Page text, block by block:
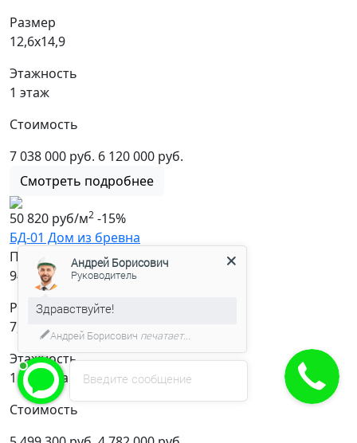
Размер
12,6х14,9
Этажность
1 этаж
Стоимость
7 038 000 руб. 6 120 000 руб.
Смотреть подробнее
50 820 руб/м2 -15%
БД-01 Дом из бревна
Площадь
94.1 м2
Размер
7,9х8,6
Этажность
1 + мансарда
Стоимость
Введите сообщение
Андрей Борисович
Руководитель
Здравствуйте!
Андрей Борисович печатает...